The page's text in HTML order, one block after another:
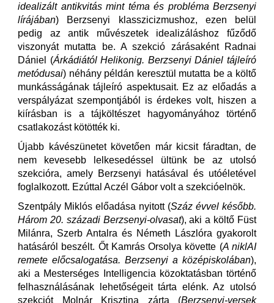
idealizált antikvitás mint téma és probléma Berzsenyi
lírájában) Berzsenyi klasszicizmushoz, ezen belül
pedig az antik művészetek idealizáláshoz fűződő
viszonyát mutatta be. A szekció zárásaként Radnai
Dániel (Árkádiától Helikonig. Berzsenyi Dániel tájleíró
metódusai) néhány példán keresztül mutatta be a költő
munkásságának tájleíró aspektusait. Ez az előadás a
verspályázat szempontjából is érdekes volt, hiszen a
kiírásban is a tájköltészet hagyományához történő
csatlakozást kötötték ki.
Újabb kávészünetet követően már kicsit fáradtan, de
nem kevesebb lelkesedéssel ültünk be az utolsó
szekcióra, amely Berzsenyi hatásával és utóéletével
foglalkozott. Ezúttal Aczél Gábor volt a szekcióelnök.
Szentpály Miklós előadása nyitott (Száz évvel később.
Három 20. századi Berzsenyi-olvasat), aki a költő Füst
Milánra, Szerb Antalra és Németh Lászlóra gyakorolt
hatásáról beszélt. Őt Kamrás Orsolya követte (A niklAI
remete előcsalogatása. Berzsenyi a középiskolában),
aki a Mesterséges Intelligencia közoktatásban történő
felhasználásának lehetőségeit tárta elénk. Az utolsó
szekciót Molnár Krisztina zárta (Berzsenyi-versek